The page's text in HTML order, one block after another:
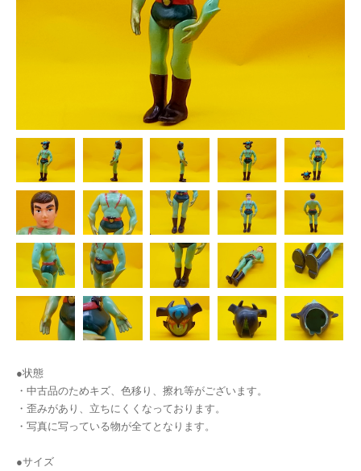
●状態
・中古品のためキズ、色移り、擦れ等がございます。
・歪みがあり、立ちにくくなっております。
・写真に写っている物が全てとなります。
●サイズ